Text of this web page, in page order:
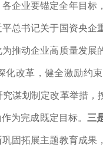
企业要锚定全年目
总书记关于国资央
推动企业高质量发
化改革，健全激励约
谋划制定改革举措，
为完成既定目标。三
固拓展主题教育成果